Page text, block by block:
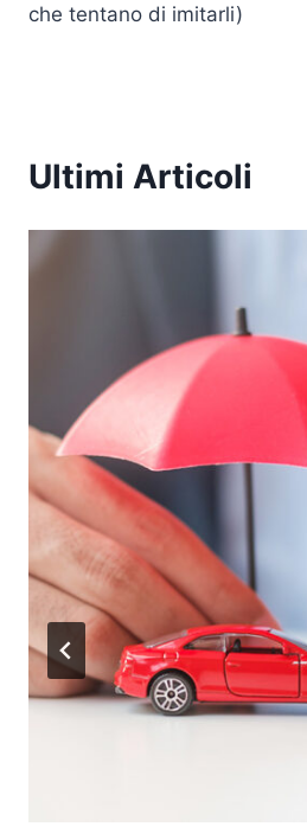
che tentano di imitarli)
Ultimi Articoli